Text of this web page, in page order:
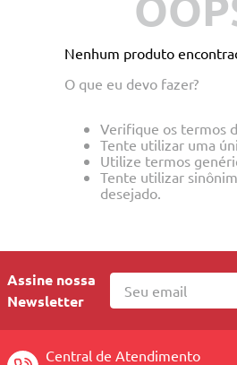
Nenhum produto
O que eu devo fazer?
Verifique os termos
Tente utilizar uma
Utilize termos
Tente utilizar
desejado.
Assine nossa
Newsletter
Central de Atendimento
8º
9º